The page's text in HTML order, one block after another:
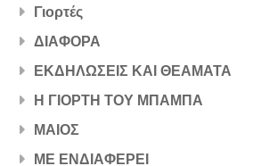
Γιορτές
ΔΙΑΦΟΡΑ
ΕΚΔΗΛΩΣΕΙΣ ΚΑΙ ΘΕΑΜΑΤΑ
Η ΓΙΟΡΤΗ ΤΟΥ ΜΠΑΜΠΑ
ΜΑΙΟΣ
ΜΕ ΕΝΔΙΑΦΕΡΕΙ